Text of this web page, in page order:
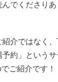
でくださり
介ではなく
約」という
ご紹介です！